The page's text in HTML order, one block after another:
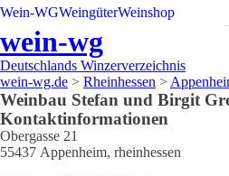
Wein-WGWeingüterWeinshop
wein-wg
Deutschlands Winzerverzeichnis
wein-wg.de > Rheinhessen >
Weinbau Stefan und Birgit
Kontaktinformationen
Obergasse 21
55437 Appenheim, rheinhessen